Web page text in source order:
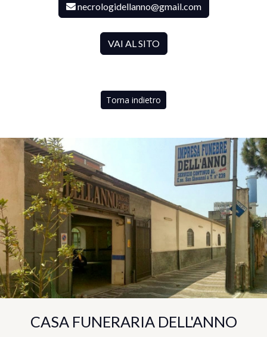
necrologidellanno@gmail.com
VAI AL SITO
Torna indietro
CASA FUNERARIA DELL'ANNO